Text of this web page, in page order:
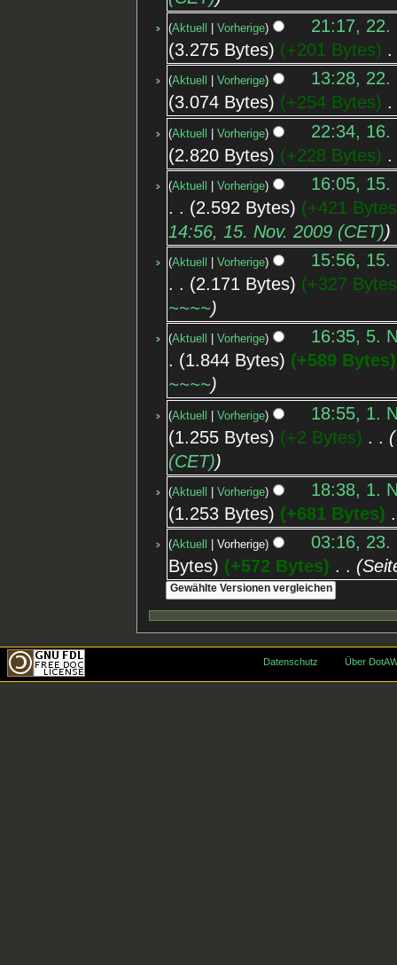
Aktuell Vorherige
21:17, 22.
3.275 Bytes
+201 Bytes
Aktuell Vorherige
13:28, 22.
3.074 Bytes
+254 Bytes
Aktuell Vorherige
22:34, 16.
2.820 Bytes
+228 Bytes
Aktuell Vorherige
16:05, 15.
2.592 Bytes
+421 Bytes
14:56, 15. Nov. 2009 (CET)
Aktuell Vorherige
15:56, 15.
2.171 Bytes
+327 Bytes
~~~~
Aktuell Vorherige
16:35, 5.
1.844 Bytes
+589 Bytes
~~~~
Aktuell Vorherige
18:55, 1.
1.255 Bytes
+2 Bytes
(CET)
Aktuell Vorherige
18:38, 1.
1.253 Bytes
+681 Bytes
Aktuell Vorherige
03:16, 23.
Bytes
+572 Bytes
Datenschutz Über